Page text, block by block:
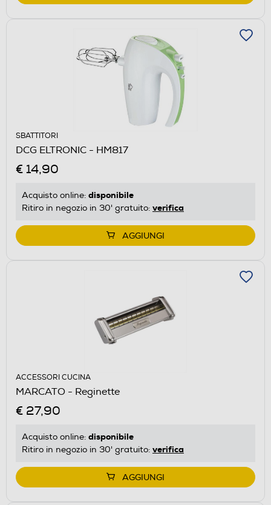
SBATTITORI
DCG ELTRONIC - HM817
€ 14,90
Acquisto online: disponibile
Ritiro in negozio in 30' gratuito: verifica
AGGIUNGI
ACCESSORI CUCINA
MARCATO - Reginette
€ 27,90
Acquisto online: disponibile
Ritiro in negozio in 30' gratuito: verifica
AGGIUNGI